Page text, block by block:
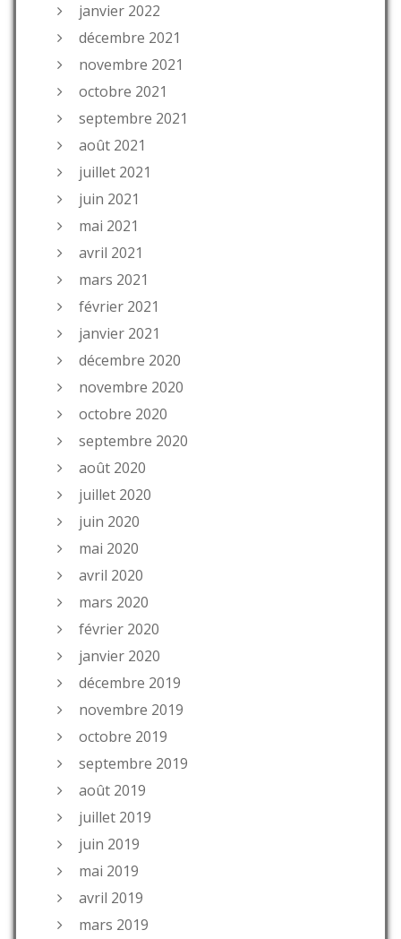
janvier 2022
décembre 2021
novembre 2021
octobre 2021
septembre 2021
août 2021
juillet 2021
juin 2021
mai 2021
avril 2021
mars 2021
février 2021
janvier 2021
décembre 2020
novembre 2020
octobre 2020
septembre 2020
août 2020
juillet 2020
juin 2020
mai 2020
avril 2020
mars 2020
février 2020
janvier 2020
décembre 2019
novembre 2019
octobre 2019
septembre 2019
août 2019
juillet 2019
juin 2019
mai 2019
avril 2019
mars 2019